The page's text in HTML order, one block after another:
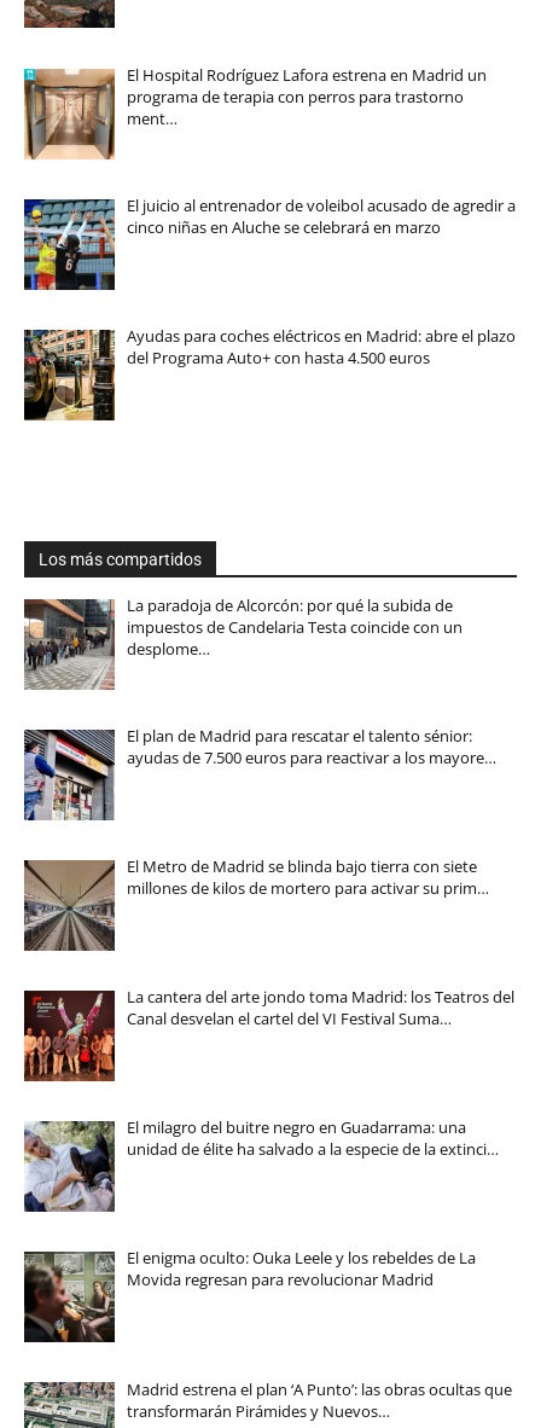
El Hospital Rodríguez Lafora estrena en Madrid un
programa de terapia con perros para trastorno
ment…
El juicio al entrenador de voleibol acusado de agredir a
cinco niñas en Aluche se celebrará en marzo
Ayudas para coches eléctricos en Madrid: abre el plazo
del Programa Auto+ con hasta 4.500 euros
Los más compartidos
La paradoja de Alcorcón: por qué la subida de
impuestos de Candelaria Testa coincide con un
desplome…
El plan de Madrid para rescatar el talento sénior:
ayudas de 7.500 euros para reactivar a los mayore…
El Metro de Madrid se blinda bajo tierra con siete
millones de kilos de mortero para activar su prim…
La cantera del arte jondo toma Madrid: los Teatros del
Canal desvelan el cartel del VI Festival Suma…
El milagro del buitre negro en Guadarrama: una
unidad de élite ha salvado a la especie de la extinci…
El enigma oculto: Ouka Leele y los rebeldes de La
Movida regresan para revolucionar Madrid
Madrid estrena el plan ‘A Punto’: las obras ocultas que
transformarán Pirámides y Nuevos…